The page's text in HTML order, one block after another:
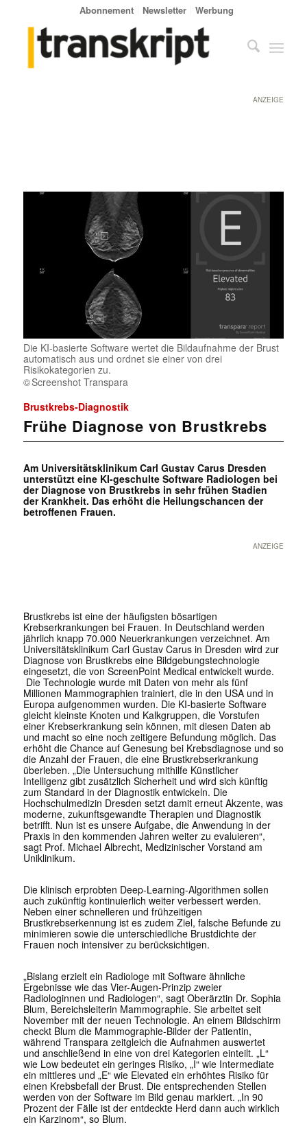
Abonnement Newsletter Werbung
ANZEIGE
Die KI-basierte Software wertet die Bildaufnahme der Brust
automatisch aus und ordnet sie einer von drei
Risikokategorien zu.
Screenshot Transpara
Brustkrebs-Diagnostik
Frühe Diagnose von Brustkrebs
Am Universitätsklinikum Carl Gustav Carus Dresden
unterstützt eine KI-geschulte Software Radiologen bei
der Diagnose von Brustkrebs in sehr frühen Stadien
der Krankheit. Das erhöht die Heilungschancen der
betroffenen Frauen.
ANZEIGE
Brustkrebs ist eine der häufigsten bösartigen
Krebserkrankungen bei Frauen. In Deutschland werden
jährlich knapp 70.000 Neuerkrankungen verzeichnet. Am
Universitätsklinikum Carl Gustav Carus in Dresden wird zur
Diagnose von Brustkrebs eine Bildgebungstechnologie
eingesetzt, die von ScreenPoint Medical entwickelt wurde.
Die Technologie wurde mit Daten von mehr als fünf
Millionen Mammographien trainiert, die in den USA und in
Europa aufgenommen wurden. Die KI-basierte Software
gleicht kleinste Knoten und Kalkgruppen, die Vorstufen
einer Krebserkrankung sein können, mit diesen Daten ab
und macht so eine noch zeitigere Befundung möglich. Das
erhöht die Chance auf Genesung bei Krebsdiagnose und so
die Anzahl der Frauen, die eine Brustkrebserkrankung
überleben. „Die Untersuchung mithilfe Künstlicher
Intelligenz gibt zusätzlich Sicherheit und wird sich künftig
zum Standard in der Diagnostik entwickeln. Die
Hochschulmedizin Dresden setzt damit erneut Akzente, was
moderne, zukunftsgewandte Therapien und Diagnostik
betrifft. Nun ist es unsere Aufgabe, die Anwendung in der
Praxis in den kommenden Jahren weiter zu evaluieren“,
sagt Prof. Michael Albrecht, Medizinischer Vorstand am
Uniklinikum.
Die klinisch erprobten Deep-Learning-Algorithmen sollen
auch zukünftig kontinuierlich weiter verbessert werden.
Neben einer schnelleren und frühzeitigen
Brustkrebserkennung ist es zudem Ziel, falsche Befunde zu
minimieren sowie die unterschiedliche Brustdichte der
Frauen noch intensiver zu berücksichtigen.
„Bislang erzielt ein Radiologe mit Software ähnliche
Ergebnisse wie das Vier-Augen-Prinzip zweier
Radiologinnen und Radiologen“, sagt Oberärztin Dr. Sophia
Blum, Bereichsleiterin Mammographie. Sie arbeitet seit
November mit der neuen Technologie. An einem Bildschirm
checkt Blum die Mammographie-Bilder der Patientin,
während Transpara zeitgleich die Aufnahmen auswertet
und anschließend in eine von drei Kategorien einteilt. „L“
wie Low bedeutet ein geringes Risiko, „I“ wie Intermediate
ein mittleres und „E“ wie Elevated ein erhöhtes Risiko für
einen Krebsbefall der Brust. Die entsprechenden Stellen
werden von der Software im Bild genau markiert. „In 90
Prozent der Fälle ist der entdeckte Herd dann auch wirklich
ein Karzinom“, so Blum.